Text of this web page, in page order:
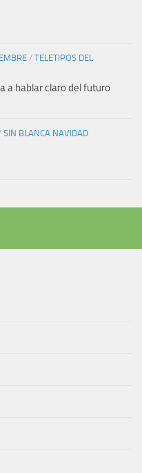
/ TELETIPOS DEL
a hablar claro del futuro
SIN BLANCA NAVIDAD